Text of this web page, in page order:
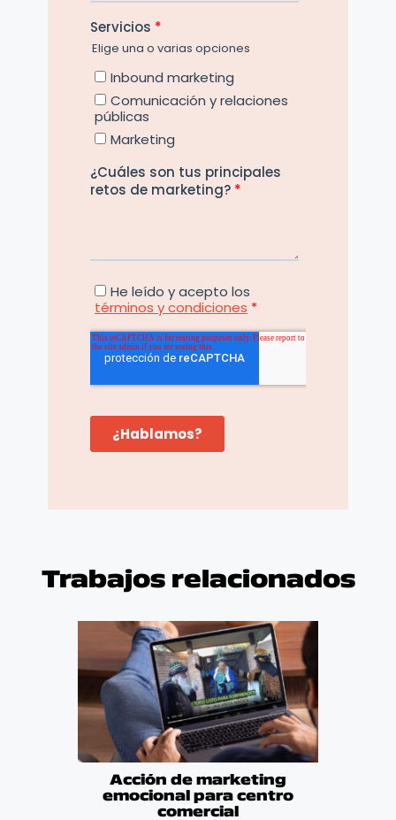
Trabajos relacionados
Acción de marketing
emocional para centro
comercial